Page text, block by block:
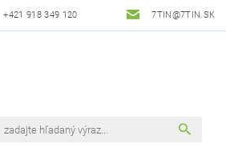
+421 918 349 120 7TIN@7TIN.SK